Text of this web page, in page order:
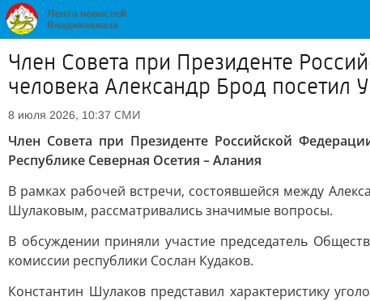
Член Совета при Президенте
человека Александр Брод посетил
8 июля 2026, 10:37 СМИ
Член Совета при Президенте Российской
Республике Северная Осетия – Алания
В рамках рабочей встречи, состоявшейся между
Шулаковым, рассматривались значимые вопросы.
В обсуждении приняли участие председатель
комиссии республики Сослан Кудаков.
Константин Шулаков представил характеристику